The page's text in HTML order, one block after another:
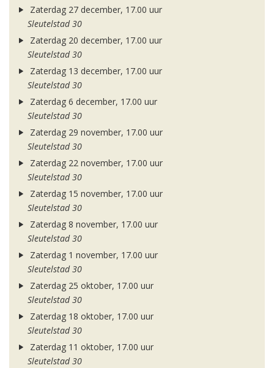
Zaterdag 27 december, 17.00 uur
Sleutelstad 30
Zaterdag 20 december, 17.00 uur
Sleutelstad 30
Zaterdag 13 december, 17.00 uur
Sleutelstad 30
Zaterdag 6 december, 17.00 uur
Sleutelstad 30
Zaterdag 29 november, 17.00 uur
Sleutelstad 30
Zaterdag 22 november, 17.00 uur
Sleutelstad 30
Zaterdag 15 november, 17.00 uur
Sleutelstad 30
Zaterdag 8 november, 17.00 uur
Sleutelstad 30
Zaterdag 1 november, 17.00 uur
Sleutelstad 30
Zaterdag 25 oktober, 17.00 uur
Sleutelstad 30
Zaterdag 18 oktober, 17.00 uur
Sleutelstad 30
Zaterdag 11 oktober, 17.00 uur
Sleutelstad 30